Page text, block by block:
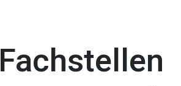
Fachstellen